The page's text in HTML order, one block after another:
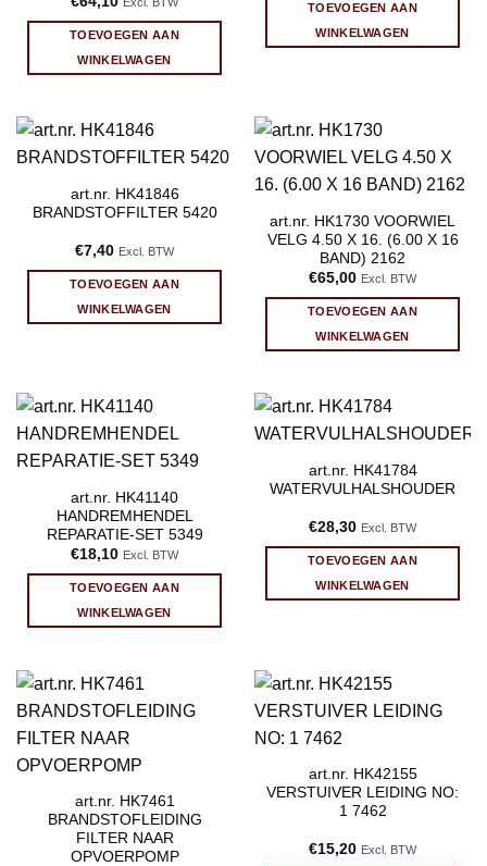
TOEVOEGEN AAN
WINKELWAGEN
TOEVOEGEN AAN
WINKELWAGEN
art.nr. HK41846
BRANDSTOFFILTER 5420
€7,40 Excl. BTW
TOEVOEGEN AAN
WINKELWAGEN
art.nr. HK1730 VOORWIEL
VELG 4.50 X 16. (6.00 X 16
BAND) 2162
€65,00 Excl. BTW
TOEVOEGEN AAN
WINKELWAGEN
art.nr. HK41140
HANDREMHENDEL
REPARATIE-SET 5349
€18,10 Excl. BTW
TOEVOEGEN AAN
WINKELWAGEN
art.nr. HK41784
WATERVULHALSHOUDER
€28,30 Excl. BTW
TOEVOEGEN AAN
WINKELWAGEN
art.nr. HK7461
BRANDSTOFLEIDING
FILTER NAAR
OPVOERPOMP
art.nr. HK42155
VERSTUIVER LEIDING NO:
1 7462
€15,20 Excl. BTW